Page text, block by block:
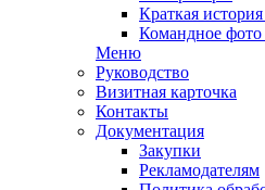
Краткая
Командное фото
Меню
Руководство
Визитная карточка
Контакты
Документация
Закупки
Рекламодателям